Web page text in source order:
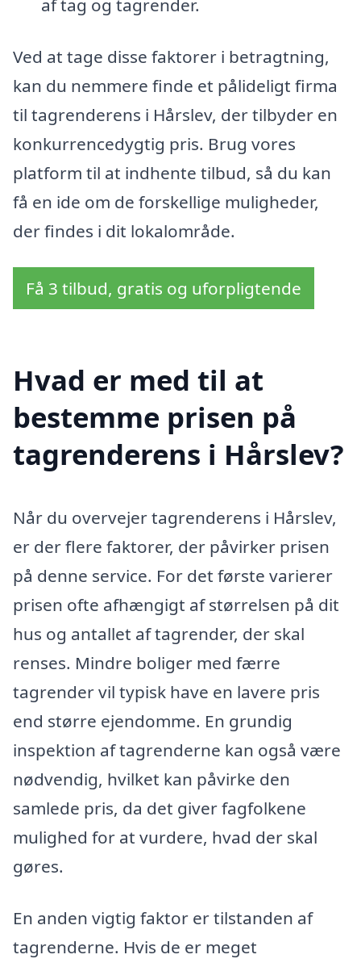
af tag og tagrender.
Ved at tage disse faktorer i betragtning,
kan du nemmere finde et pålideligt firma
til tagrenderens i Hårslev, der tilbyder en
konkurrencedygtig pris. Brug vores
platform til at indhente tilbud, så du kan
få en ide om de forskellige muligheder,
der findes i dit lokalområde.
Få 3 tilbud, gratis og uforpligtende
Hvad er med til at
bestemme prisen på
tagrenderens i Hårslev?
Når du overvejer tagrenderens i Hårslev,
er der flere faktorer, der påvirker prisen
på denne service. For det første varierer
prisen ofte afhængigt af størrelsen på dit
hus og antallet af tagrender, der skal
renses. Mindre boliger med færre
tagrender vil typisk have en lavere pris
end større ejendomme. En grundig
inspektion af tagrenderne kan også være
nødvendig, hvilket kan påvirke den
samlede pris, da det giver fagfolkene
mulighed for at vurdere, hvad der skal
gøres.
En anden vigtig faktor er tilstanden af
tagrenderne. Hvis de er meget